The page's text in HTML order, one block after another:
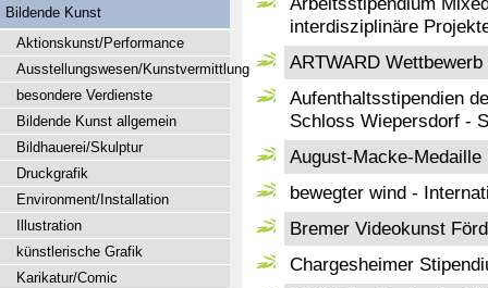
interdisziplinäre
ARTWARD Wettbewerb
Aufenthaltsstipendien
Schloss Wiepersdorf -
August-Macke-Medaille
bewegter wind -
Bremer Videokunst
Chargesheimer
Bildende Kunst
Aktionskunst/Performance
Ausstellungswesen/Kunstvermittlung
besondere Verdienste
Bildende Kunst allgemein
Bildhauerei/Skulptur
Druckgrafik
Environment/Installation
Illustration
künstlerische Grafik
Karikatur/Comic